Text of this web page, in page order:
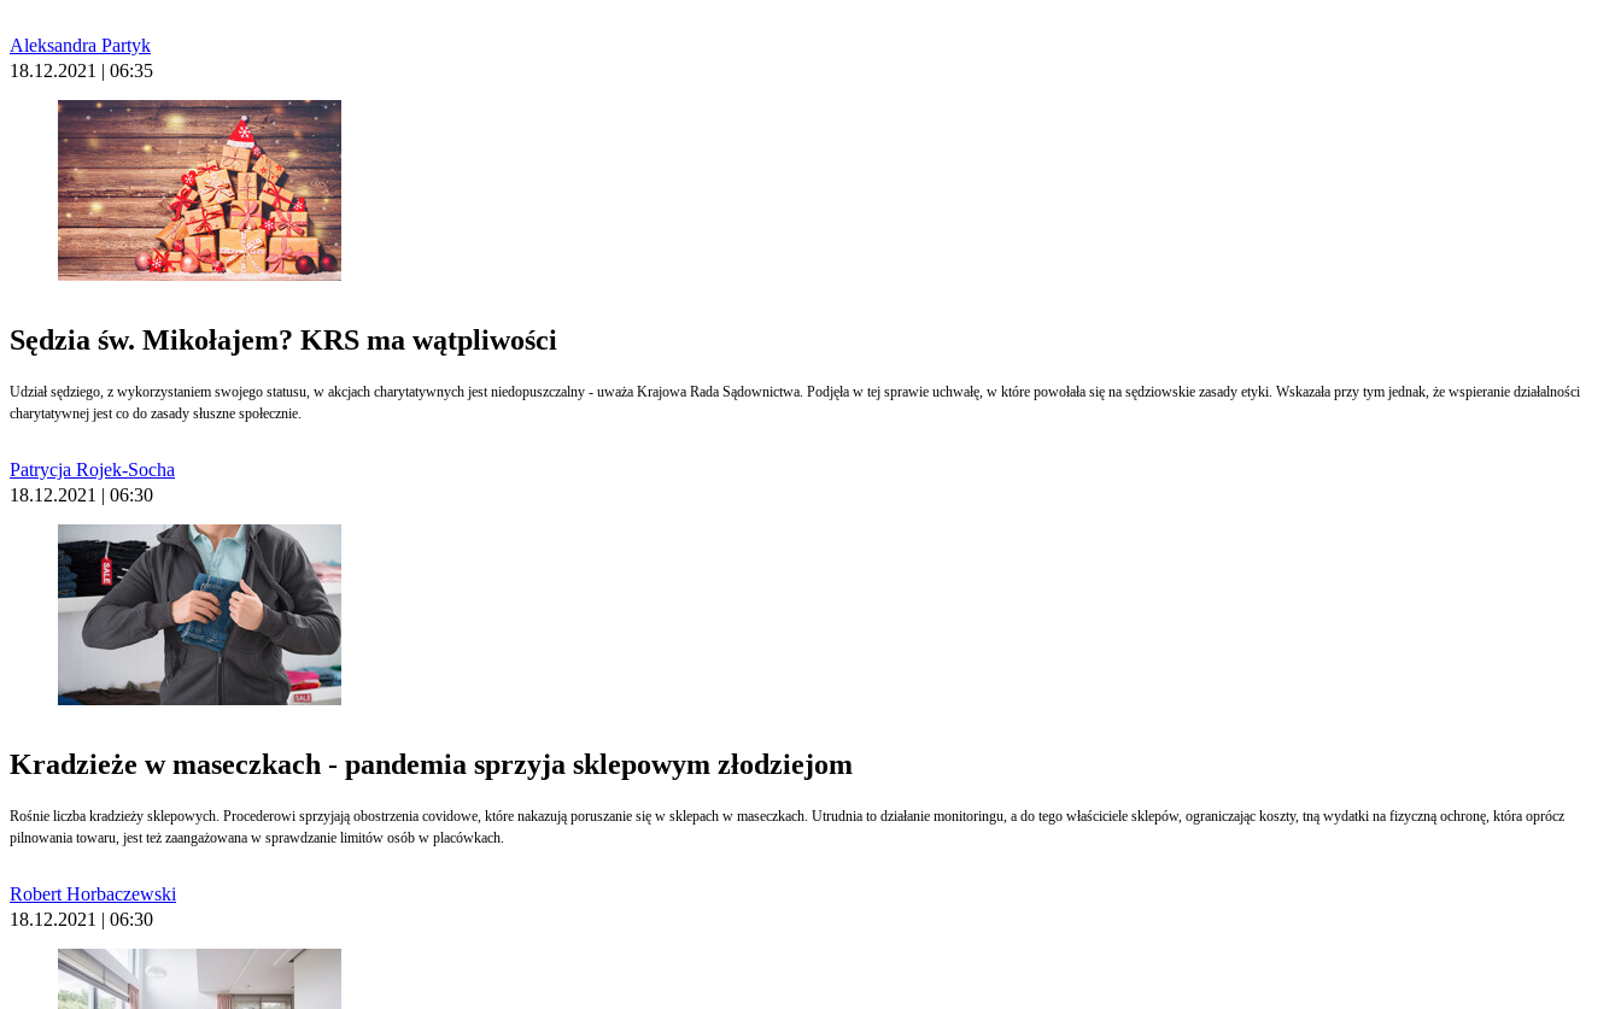
Aleksandra Partyk
18.12.2021 | 06:35
Sędzia św. Mikołajem? KRS ma wątpliwości
Udział sędziego, z wykorzystaniem swojego statusu, w akcjach charytatywnych jest niedopuszczalny - uważa Krajowa Rada Sądownictwa. Podjęła w tej sprawie uchwałę, w które powołała się na sędziowskie zasady etyki. Wskazała przy tym jednak, że wspieranie działalności
charytatywnej jest co do zasady słuszne społecznie.
Patrycja Rojek-Socha
18.12.2021 | 06:30
Kradzieże w maseczkach - pandemia sprzyja sklepowym złodziejom
Rośnie liczba kradzieży sklepowych. Procederowi sprzyjają obostrzenia covidowe, które nakazują poruszanie się w sklepach w maseczkach. Utrudnia to działanie monitoringu, a do tego właściciele sklepów, ograniczając koszty, tną wydatki na fizyczną ochronę, która oprócz
pilnowania towaru, jest też zaangażowana w sprawdzanie limitów osób w placówkach.
Robert Horbaczewski
18.12.2021 | 06:30